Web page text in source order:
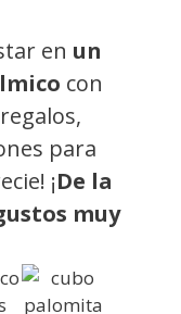
en un
con
para
¡De la
muy